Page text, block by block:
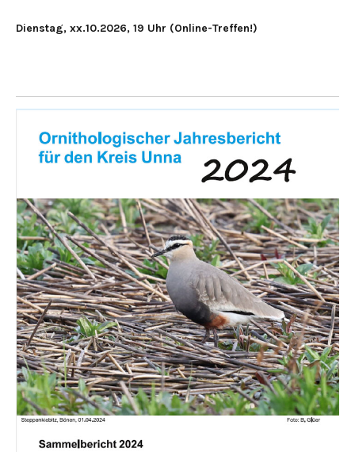
Dienstag, xx.10.2026, 19 Uhr (Online-Treffen!)